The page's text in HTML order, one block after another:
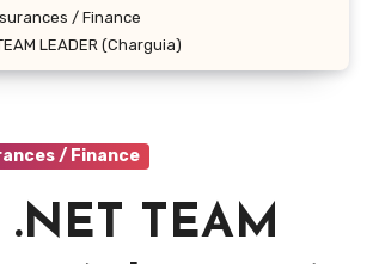
/ Finance
LEADER (Charguia)
/ Finance
TEAM